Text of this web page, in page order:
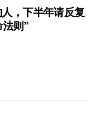
，下半年请反复
则”